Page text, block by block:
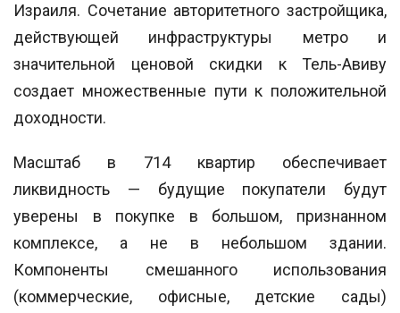
Израиля. Сочетание авторитетного застройщика,
действующей инфраструктуры метро и
значительной ценовой скидки к Тель-Авиву
создает множественные пути к положительной
доходности.
Масштаб в 714 квартир обеспечивает
ликвидность — будущие покупатели будут
уверены в покупке в большом, признанном
комплексе, а не в небольшом здании.
Компоненты смешанного использования
(коммерческие, офисные, детские сады)